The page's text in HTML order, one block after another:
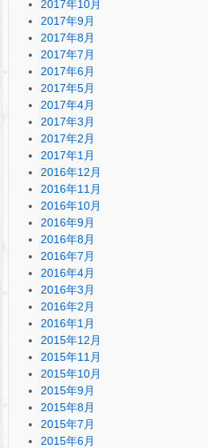
2017年10月
2017年9月
2017年8月
2017年7月
2017年6月
2017年5月
2017年4月
2017年3月
2017年2月
2017年1月
2016年12月
2016年11月
2016年10月
2016年9月
2016年8月
2016年7月
2016年4月
2016年3月
2016年2月
2016年1月
2015年12月
2015年11月
2015年10月
2015年9月
2015年8月
2015年7月
2015年6月